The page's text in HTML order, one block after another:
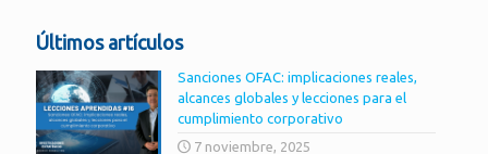
Últimos artículos
Sanciones OFAC: implicaciones reales,
alcances globales y lecciones para el
cumplimiento corporativo
7 noviembre, 2025